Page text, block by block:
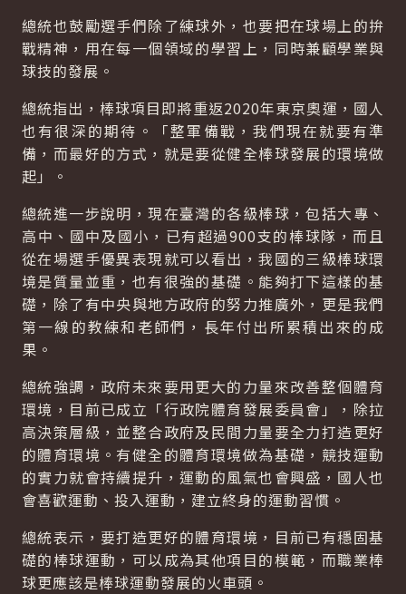
總統也鼓勵選手們除了練球外，也要把在球場上的拚
戰精神，用在每一個領域的學習上，同時兼顧學業與
球技的發展。
總統指出，棒球項目即將重返2020年東京奧運，國人
也有很深的期待。「整軍備戰，我們現在就要有準
備，而最好的方式，就是要從健全棒球發展的環境做
起」。
總統進一步說明，現在臺灣的各級棒球，包括大專、
高中、國中及國小，已有超過900支的棒球隊，而且
從在場選手優異表現就可以看出，我國的三級棒球環
境是質量並重，也有很強的基礎。能夠打下這樣的基
礎，除了有中央與地方政府的努力推廣外，更是我們
第一線的教練和老師們，長年付出所累積出來的成
果。
總統強調，政府未來要用更大的力量來改善整個體育
環境，目前已成立「行政院體育發展委員會」，除拉
高決策層級，並整合政府及民間力量要全力打造更好
的體育環境。有健全的體育環境做為基礎，競技運動
的實力就會持續提升，運動的風氣也會興盛，國人也
會喜歡運動、投入運動，建立終身的運動習慣。
總統表示，要打造更好的體育環境，目前已有穩固基
礎的棒球運動，可以成為其他項目的模範，而職業棒
球更應該是棒球運動發展的火車頭。